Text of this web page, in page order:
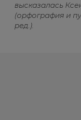
высказалась
(орфография и
ред.).